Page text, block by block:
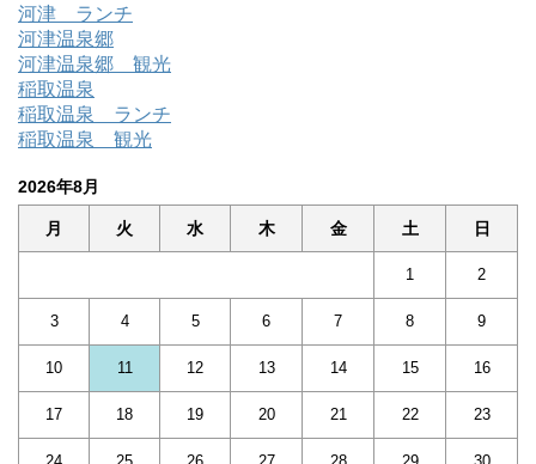
河津 ランチ
河津温泉郷
河津温泉郷 観光
稲取温泉
稲取温泉 ランチ
稲取温泉 観光
2026年8月
月 火 水 木 金 土 日
1 2
3 4 5 6 7 8 9
10 11 12 13 14 15 16
17 18 19 20 21 22 23